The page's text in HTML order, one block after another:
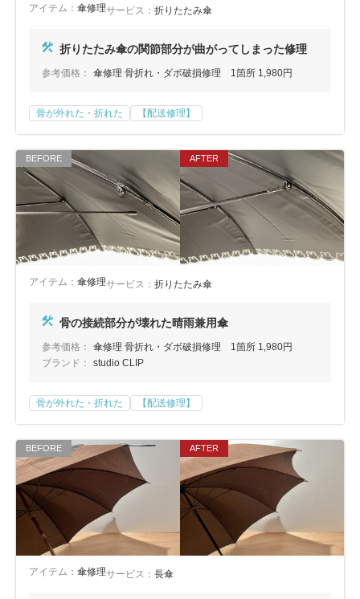
アイテム： 傘修理サービス： 折りたたみ傘
折りたたみ傘の関節部分が曲がってしまった修理
参考価格： 傘修理 骨折れ・ダボ破損修理 1箇所 1,980円
骨が外れた・折れた 【配送修理】
アイテム： 傘修理サービス： 折りたたみ傘
骨の接続部分が壊れた晴雨兼用傘
参考価格：
傘修理 骨折れ・ダボ破損修理 1箇所 1,980円
ブランド：
studio CLIP
骨が外れた・折れた 【配送修理】
アイテム： 傘修理サービス： 長傘